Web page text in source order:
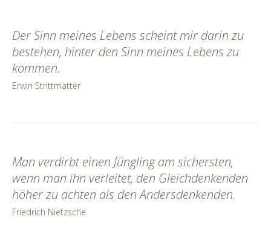
Der Sinn meines Lebens scheint mir darin zu
bestehen, hinter den Sinn meines Lebens zu
kommen.
Erwin Strittmatter
Man verdirbt einen Jüngling am sichersten,
wenn man ihn verleitet, den Gleichdenkenden
höher zu achten als den Andersdenkenden.
Friedrich Nietzsche